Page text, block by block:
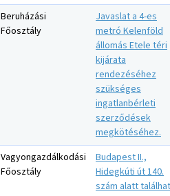
Beruházási
Főosztály
Javaslat a 4-es
metró Kelenföld
állomás Etele téri
kijárata
rendezéséhez
szükséges
ingatlanbérleti
szerződések
megkötéséhez.
Vagyongazdálkodási
Főosztály
Budapest II.,
Hidegkúti út 140.
szám alatt